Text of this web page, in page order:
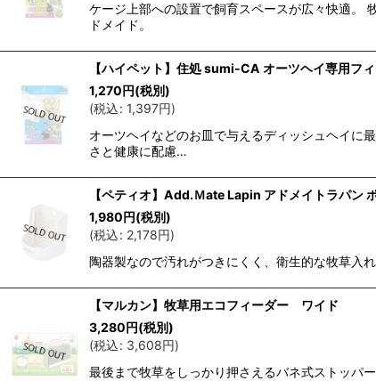
ケージ上部への設置で飼育スペースが広々快適。
ドメイド。
【ハイペット】住処 sumi-CA オーツヘイ専用フ
1,270円(税別)
(税込: 1,397円)
オーツヘイなどのお皿で与えるディッシュヘイに
さと健康に配慮…
【ペティオ】Add.Ｍate Lapin アドメイトラパン
1,980円(税別)
(税込: 2,178円)
陶器製なので汚れがつきにくく、衛生的な牧草入れ
【マルカン】牧草用エコフィーダー ワイド
3,280円(税別)
(税込: 3,608円)
最後まで牧草をしっかり押さえるバネ式ストッパ